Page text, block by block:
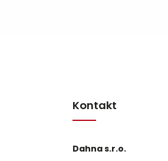
Kontakt
Dahna s.r.o.